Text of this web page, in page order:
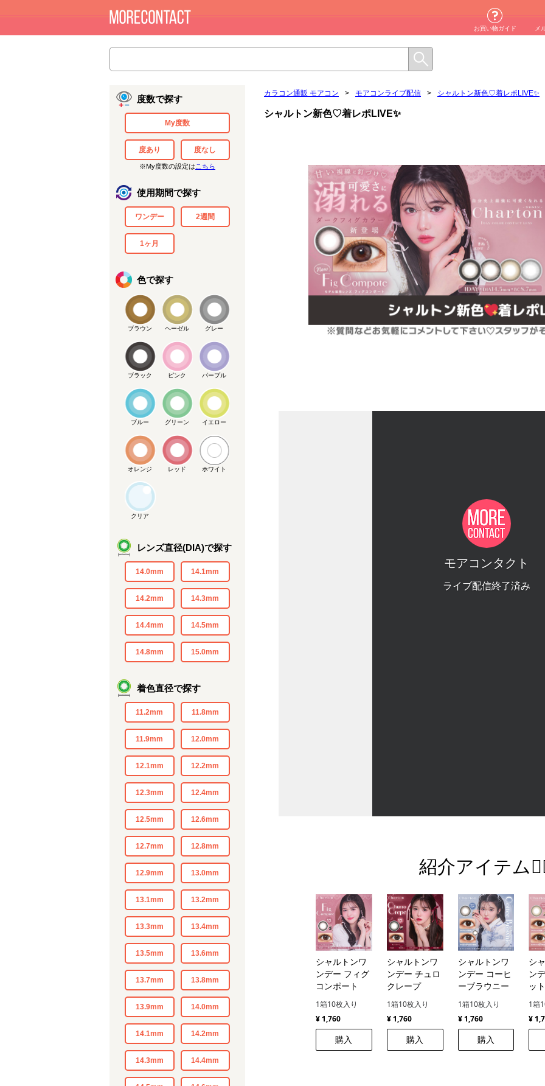
お買い物ガイド メ
度数で探す
My度数
度あり 度なし
※My度数の設定は こちら
使用期間で探す
ワンデー 2週間
1ヶ月
色で探す
ブラウン ヘーゼル グレー
ブラック ピンク パープル
ブルー グリーン イエロー
オレンジ レッド ホワイト
クリア
レンズ直径(DIA)で探す
14.0mm 14.1mm
14.2mm 14.3mm
14.4mm 14.5mm
14.8mm 15.0mm
着色直径で探す
11.2mm 11.8mm
11.9mm 12.0mm
12.1mm 12.2mm
12.3mm 12.4mm
12.5mm 12.6mm
12.7mm 12.8mm
12.9mm 13.0mm
13.1mm 13.2mm
13.3mm 13.4mm
13.5mm 13.6mm
13.7mm 13.8mm
13.9mm 14.0mm
14.1mm 14.2mm
14.3mm 14.4mm
カラコン通販 モアコン > モアコンライブ配信 > シャルトン新色♡着レポLIVE✨
シャルトン新色♡着レポLIVE✨
紹介アイテム
シャルトンワ
ンデー フィグ
コンポート
1箱10枚入り
¥ 1,760
購入
シャルトンワ
ンデー チュロ
クレープ
1箱10枚入り
¥ 1,760
購入
シャルトンワ
ンデー コーヒ
ーブラウニー
1箱10枚入り
¥ 1,760
購入
シ
ン
ッ
1箱
¥